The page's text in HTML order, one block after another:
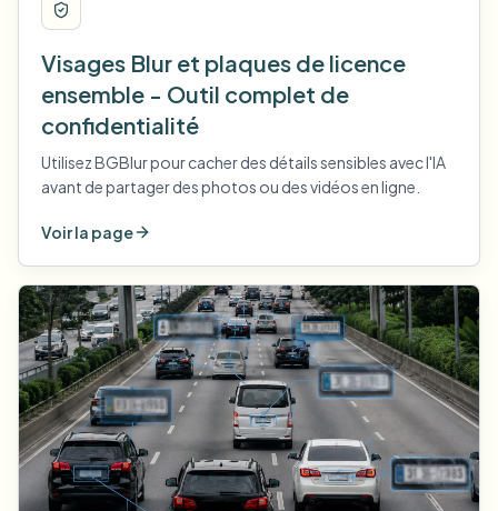
Visages Blur et plaques de licence
ensemble - Outil complet de
confidentialité
Utilisez BGBlur pour cacher des détails sensibles avec l'IA
avant de partager des photos ou des vidéos en ligne.
Voir la page